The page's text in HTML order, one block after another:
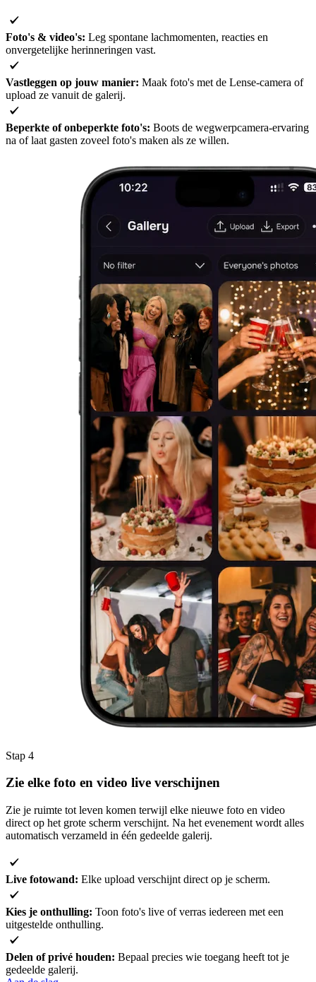
Foto's & video's: Leg spontane lachmomenten, reacties en
onvergetelijke herinneringen vast.
Vastleggen op jouw manier: Maak foto's met de Lense-camera of
upload ze vanuit de galerij.
Beperkte of onbeperkte foto's: Boots de wegwerpcamera-ervaring
na of laat gasten zoveel foto's maken als ze willen.
Stap 4
Zie elke foto en video live verschijnen
Zie je ruimte tot leven komen terwijl elke nieuwe foto en video
direct op het grote scherm verschijnt. Na het evenement wordt alles
automatisch verzameld in één gedeelde galerij.
Live fotowand: Elke upload verschijnt direct op je scherm.
Kies je onthulling: Toon foto's live of verras iedereen met een
uitgestelde onthulling.
Delen of privé houden: Bepaal precies wie toegang heeft tot je
gedeelde galerij.